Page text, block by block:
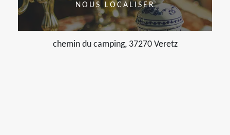
NOUS LOCALISER
chemin du camping, 37270 Veretz